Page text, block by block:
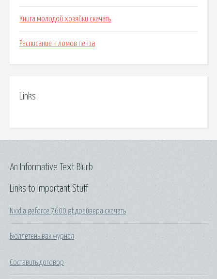
Книга молодой хозяйки скачать
Расписание н ломов пенза
Links
Links to Important Stuff
Nvidia geforce 7600 gt драйвера скачать
Бюллетень вак журнал
Составить договор
An Informative Text Blurb